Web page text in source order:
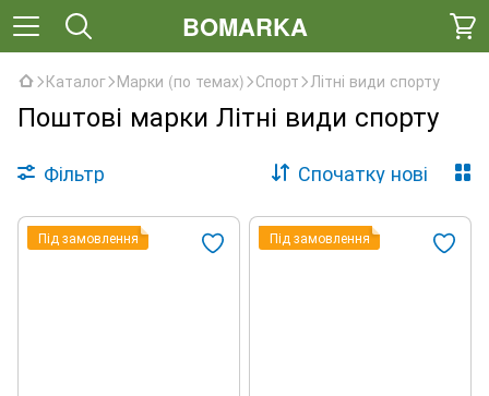
BOMARKA
Каталог Марки (по темах) Спорт Літні види спорту
Поштові марки Літні види спорту
Фільтр Спочатку нові
Під замовлення Під замовлення